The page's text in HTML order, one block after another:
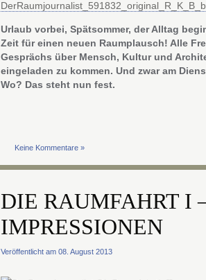
Urlaub vorbei, Spätsommer, der Alltag
Zeit für einen neuen Raumplausch! Alle
Gesprächs über Mensch, Kultur und
eingeladen zu kommen. Und zwar am
Wo? Das steht nun fest.
Keine Kommentare »
DIE RAUMFAHRT I
IMPRESSIONEN
Veröffentlicht am 08. August 2013